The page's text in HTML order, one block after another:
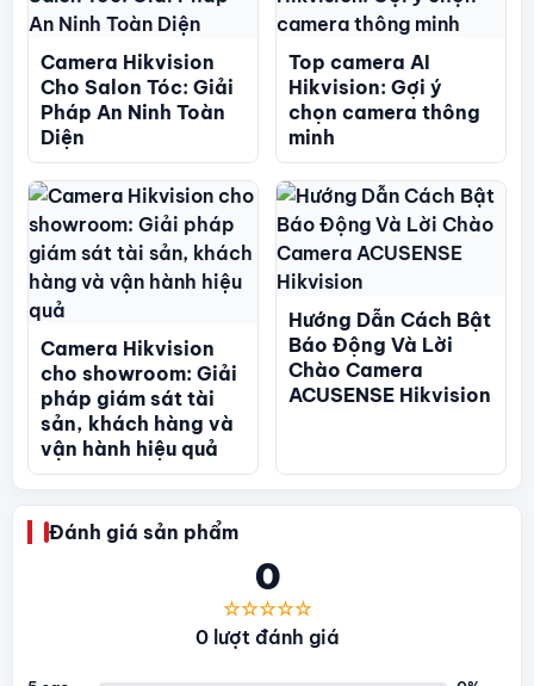
Camera Hikvision
Cho Salon Tóc: Giải
Pháp An Ninh Toàn
Diện
Top camera AI
Hikvision: Gợi ý
chọn camera thông
minh
Camera Hikvision
cho showroom: Giải
pháp giám sát tài
sản, khách hàng và
vận hành hiệu quả
Hướng Dẫn Cách Bật
Báo Động Và Lời
Chào Camera
ACUSENSE Hikvision
Đánh giá sản phẩm
0
☆☆☆☆☆
0 lượt đánh giá